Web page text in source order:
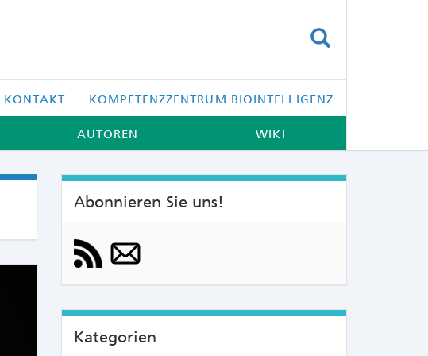
KONTAKT KOMPETENZZENTRUM BIOINTELLIGENZ
AUTOREN WIKI
COMMENTS:
Abonnieren Sie uns!
Kategorien